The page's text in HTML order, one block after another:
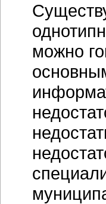
можно